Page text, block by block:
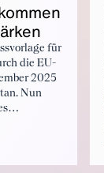
für
die EU-
2025
Nun
Markt